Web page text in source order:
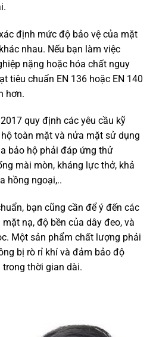
định mức độ bảo vệ của mặt
nhau. Nếu bạn làm việc
nặng hoặc hóa chất nguy
tiêu chuẩn EN 136 hoặc EN 140
hơn.
quy định các yêu cầu kỹ
toàn mặt và nửa mặt sử dụng
bảo hộ phải đáp ứng thử
mài mòn, kháng lực thở, khả
hồng ngoại,..
bạn cũng cần để ý đến các
nạ, độ bền của dây đeo, và
Một sản phẩm chất lượng phải
bị rò rỉ khí và đảm bảo độ
thời gian dài.